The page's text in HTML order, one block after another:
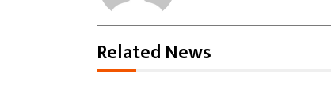
Related News